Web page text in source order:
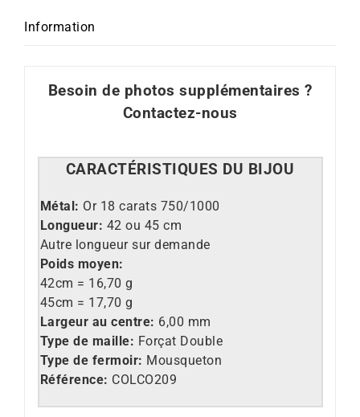
18k
Information
Besoin de photos supplémentaires ?
Contactez-nous
CARACTÉRISTIQUES DU BIJOU
Métal: Or 18 carats 750/1000
Longueur: 42 ou 45 cm
Autre longueur sur demande
Poids moyen:
42cm = 16,70 g
45cm = 17,70 g
Largeur au centre: 6,00 mm
Type de maille: Forçat Double
Type de fermoir: Mousqueton
Référence: COLCO209